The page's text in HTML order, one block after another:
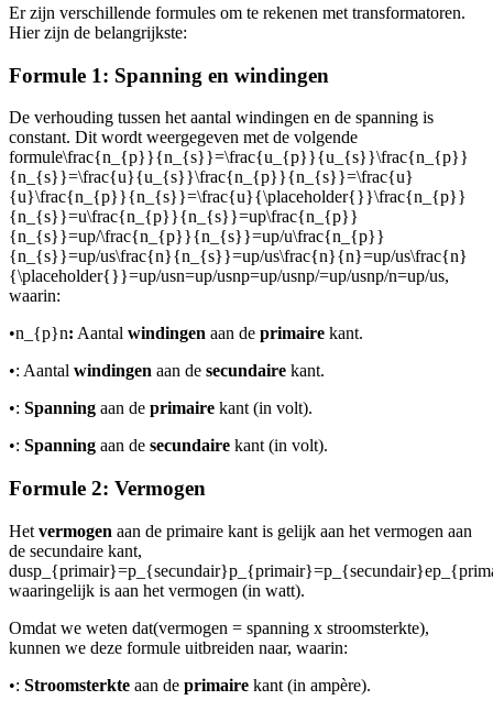
Er zijn verschillende formules om te rekenen met transformatoren.
Hier zijn de belangrijkste:
Formule 1: Spanning en windingen
De verhouding tussen het aantal windingen en de spanning is
constant. Dit wordt weergegeven met de volgende
formule\frac{n_{p}}{n_{s}}=\frac{u_{p}}{u_{s}}\frac{n_{p}}
{n_{s}}=\frac{u}{u_{s}}\frac{n_{p}}{n_{s}}=\frac{u}
{u}\frac{n_{p}}{n_{s}}=\frac{u}{\placeholder{}}\frac{n_{p}}
{n_{s}}=u\frac{n_{p}}{n_{s}}=up\frac{n_{p}}
{n_{s}}=up/\frac{n_{p}}{n_{s}}=up/u\frac{n_{p}}
{n_{s}}=up/us\frac{n}{n_{s}}=up/us\frac{n}{n}=up/us\frac{n}
{\placeholder{}}=up/usn=up/usnp=up/usnp/=up/usnp/n=up/us,
waarin:
•n_{p}n: Aantal windingen aan de primaire kant.
•: Aantal windingen aan de secundaire kant.
•: Spanning aan de primaire kant (in volt).
•: Spanning aan de secundaire kant (in volt).
Formule 2: Vermogen
Het vermogen aan de primaire kant is gelijk aan het vermogen aan
de secundaire kant,
dus
waaringelijk is aan het vermogen (in watt).
Omdat we weten dat(vermogen = spanning x stroomsterkte),
kunnen we deze formule uitbreiden naar, waarin:
•: Stroomsterkte aan de primaire kant (in ampère).